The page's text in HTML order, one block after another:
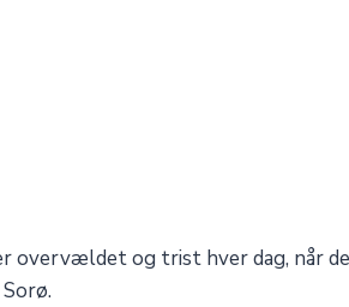
overvældet og trist hver dag, når